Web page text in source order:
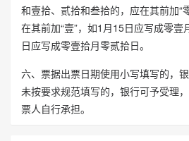
和壹拾、贰拾和叁拾的，应在其前加“
在其前加“壹”，如1月15日应写成零
日应写成零壹拾月零贰拾日。
六、票据出票日期使用小写填写的，
未按要求规范填写的，银行可予受理
票人自行承担。